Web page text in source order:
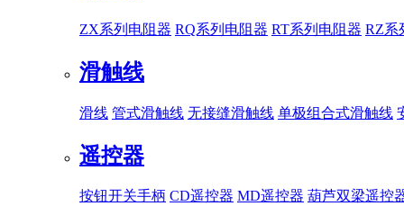
ZX系列电阻器 RQ系列电阻器 RT系列电阻器 RZ系
滑触线
滑线 管式滑触线 无接缝滑触线 单极组合式滑触线
遥控器
按钮开关手柄 CD遥控器 MD遥控器 葫芦双梁遥控